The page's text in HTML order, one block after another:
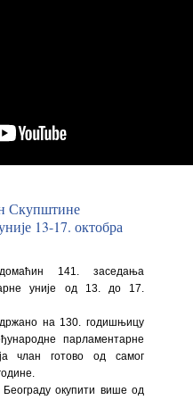
Скупштине
13-17. октобра
141. заседања
уније од 13. до 17.
на 130. годишњицу
парламентарне
члан готово од самог
окупити више од